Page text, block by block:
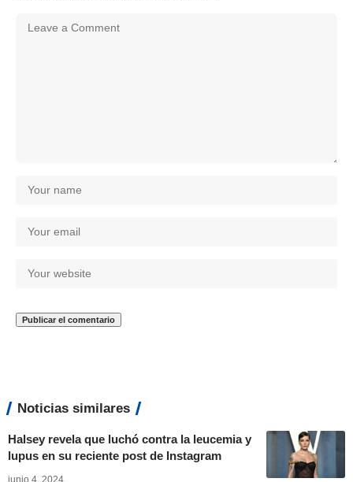
Noticias similares
Halsey revela que luchó contra la leucemia y
lupus en su reciente post de Instagram
junio 4, 2024